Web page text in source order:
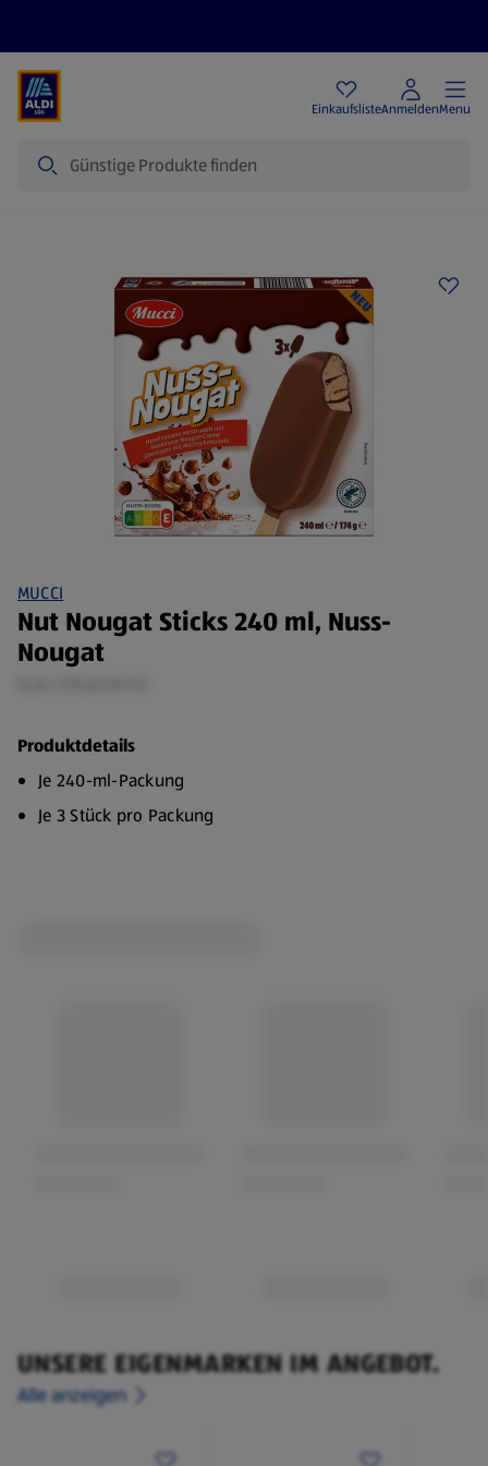
EinkaufslisteAnmeldenMenu
MUCCI
Nut Nougat Sticks 240 ml, Nuss-
Nougat
Produktdetails
Je 240-ml-Packung
Je 3 Stück pro Packung
UNSERE EIGENMARKEN IM ANGEBOT.
Alle anzeigen